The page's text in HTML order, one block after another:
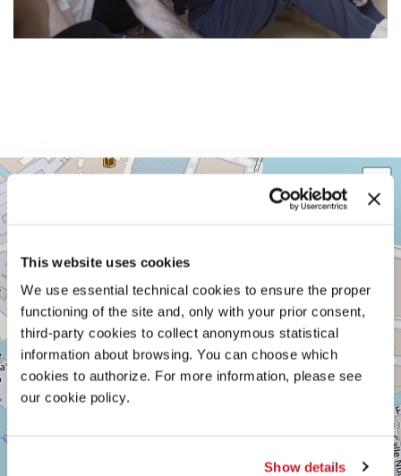
This website uses cookies
We use essential technical cookies to ensure the proper
functioning of the site and, only with your prior consent,
third-party cookies to collect anonymous statistical
information about browsing. You can choose which
cookies to authorize. For more information, please see
our cookie policy.
Show details
TEATRO
PICCOLO
ARSENALE
SESTIERE
CASTELLO
CAMPO
DELLA
TANA,
2169/F
30122
VENEZIA
TEL.
0415218711
info@labiennale.org
−